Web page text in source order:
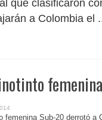
que clasificaron
a Colombia el